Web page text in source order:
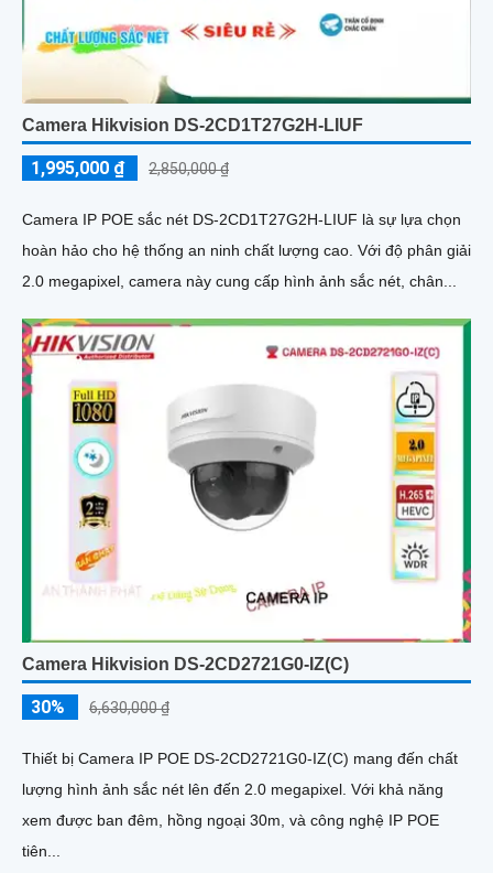
Camera Hikvision DS-2CD1T27G2H-LIUF
1,995,000 ₫ 2,850,000 ₫
Camera IP POE sắc nét DS-2CD1T27G2H-LIUF là sự lựa chọn
hoàn hảo cho hệ thống an ninh chất lượng cao. Với độ phân giải
2.0 megapixel, camera này cung cấp hình ảnh sắc nét, chân...
Camera Hikvision DS-2CD2721G0-IZ(C)
30% 6,630,000 ₫
Thiết bị Camera IP POE DS-2CD2721G0-IZ(C) mang đến chất
lượng hình ảnh sắc nét lên đến 2.0 megapixel. Với khả năng
xem được ban đêm, hồng ngoại 30m, và công nghệ IP POE
tiên...